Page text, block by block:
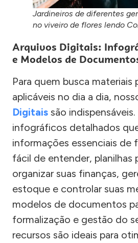
Jardineiros de diferentes
no viveiro de flores lendo
Arquivos Digitais:
e Modelos de
Para quem busca materiais
aplicáveis no dia a dia,
Digitais são
infográficos detalhados
informações essenciais de
fácil de entender, planilhas
organizar suas finanças,
estoque e controlar suas
modelos de documentos
formalização e gestão do
recursos são ideais para